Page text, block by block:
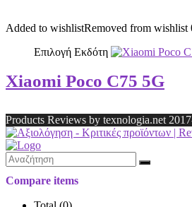
Added to wishlistRemoved from wishlist
Επιλογή Εκδότη
Xiaomi Poco C75 5G
Products Reviews by texnologia.net
Compare items